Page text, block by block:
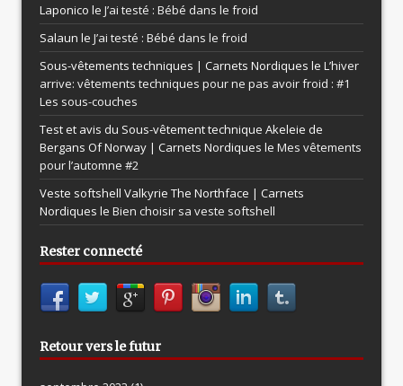
Laponico le J’ai testé : Bébé dans le froid
Salaun le J’ai testé : Bébé dans le froid
Sous-vêtements techniques | Carnets Nordiques le L’hiver
arrive: vêtements techniques pour ne pas avoir froid : #1
Les sous-couches
Test et avis du Sous-vêtement technique Akeleie de
Bergans Of Norway | Carnets Nordiques le Mes vêtements
pour l’automne #2
Veste softshell Valkyrie The Northface | Carnets
Nordiques le Bien choisir sa veste softshell
Rester connecté
Retour vers le futur